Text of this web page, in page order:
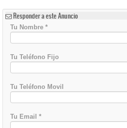
Responder a este Anuncio
Tu Nombre *
Tu Teléfono Fijo
Tu Teléfono Movil
Tu Email *